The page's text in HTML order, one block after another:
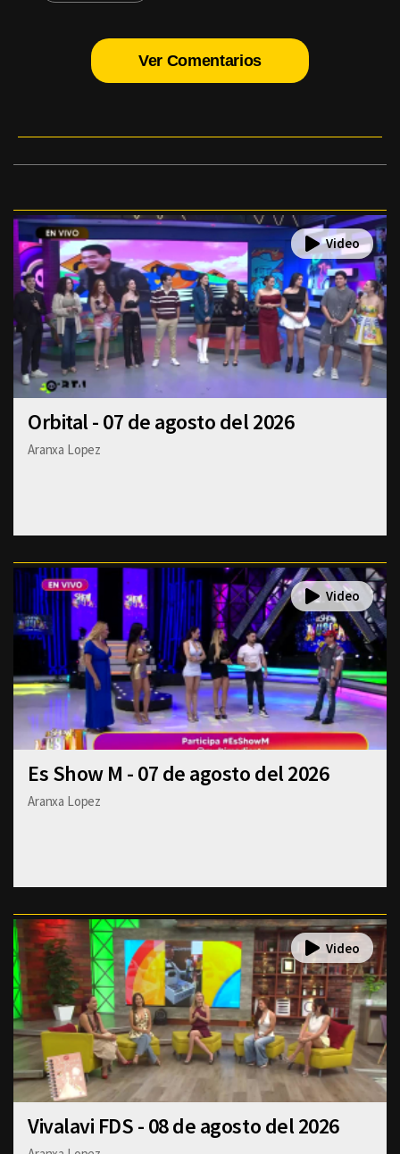
Ver Comentarios
Orbital - 07 de agosto del 2026
Aranxa Lopez
Es Show M - 07 de agosto del 2026
Aranxa Lopez
Vivalavi FDS - 08 de agosto del 2026